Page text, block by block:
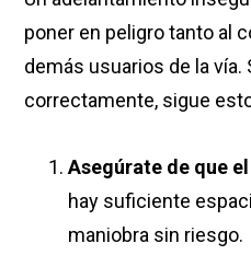
poner en peligro tanto al
demás usuarios de la vía.
correctamente, sigue
Asegúrate de que
hay suficiente
maniobra sin riesgo.